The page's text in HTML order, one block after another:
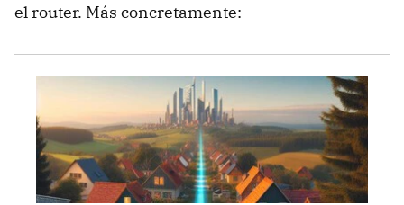
el router. Más concretamente: